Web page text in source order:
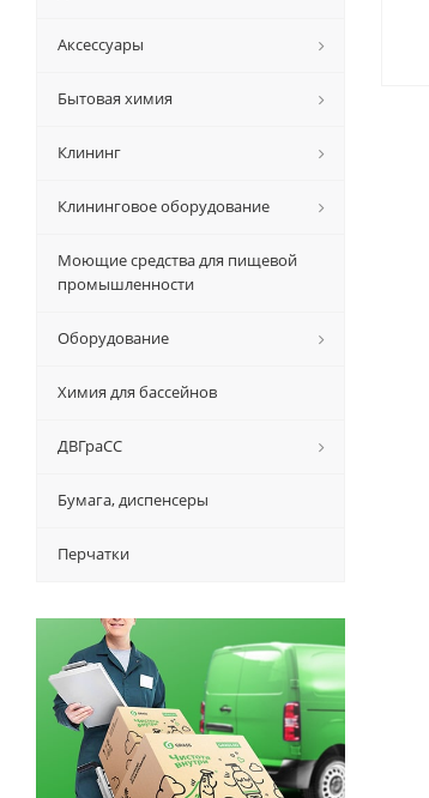
Аксессуары
Бытовая химия
Клининг
Клининговое оборудование
Моющие средства для пищевой
промышленности
Оборудование
Химия для бассейнов
ДВГраСС
Бумага, диспенсеры
Перчатки